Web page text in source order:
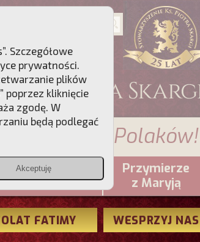
sumienia Polaków!
PCh24.pl
Przymierze
z Maryją
FATIMY WESPRZYJ NAS
Szczegółowe
prywatności.
plików
poprzez kliknięcie
zgodę. W
będą podlegać
Akceptuję